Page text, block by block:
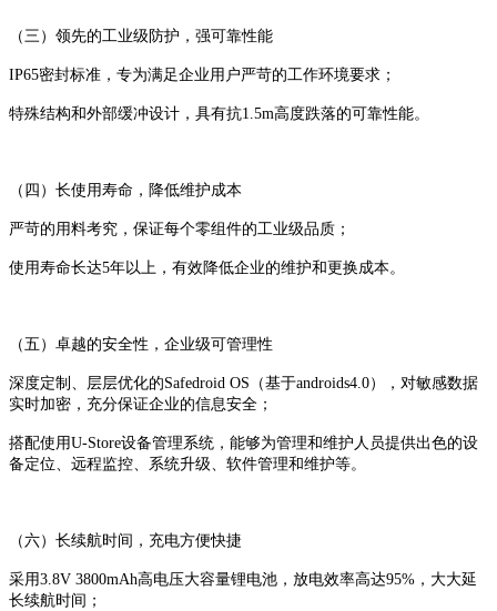
（三）领先的工业级防护，强可靠性能
IP65密封标准，专为满足企业用户严苛的工作环境要求；
特殊结构和外部缓冲设计，具有抗1.5m高度跌落的可靠性能。
（四）长使用寿命，降低维护成本
严苛的用料考究，保证每个零组件的工业级品质；
使用寿命长达5年以上，有效降低企业的维护和更换成本。
（五）卓越的安全性，企业级可管理性
深度定制、层层优化的Safedroid OS（基于androids4.0），对敏感数据
实时加密，充分保证企业的信息安全；
搭配使用U-Store设备管理系统，能够为管理和维护人员提供出色的设
备定位、远程监控、系统升级、软件管理和维护等。
（六）长续航时间，充电方便快捷
采用3.8V 3800mAh高电压大容量锂电池，放电效率高达95%，大大延
长续航时间；